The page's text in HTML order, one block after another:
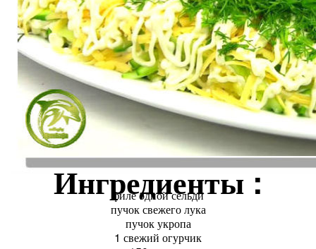
Ингредиенты :
филе одной сельди
пучок свежего лука
пучок укропа
1 свежий огурчик